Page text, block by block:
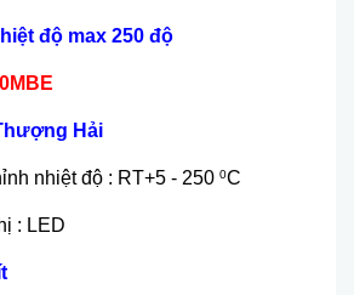
độ max 250 độ
Hải
nhiệt độ : RT+5 - 250 0C
: LED